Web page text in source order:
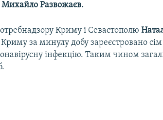
Михайло Развожаєв.
Криму і Севастополю
за минулу добу зареєстровано
інфекцію. Таким чином